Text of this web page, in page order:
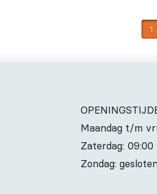
1
Maandag t/m
Zaterdag: 09:00
Zondag: gesloten